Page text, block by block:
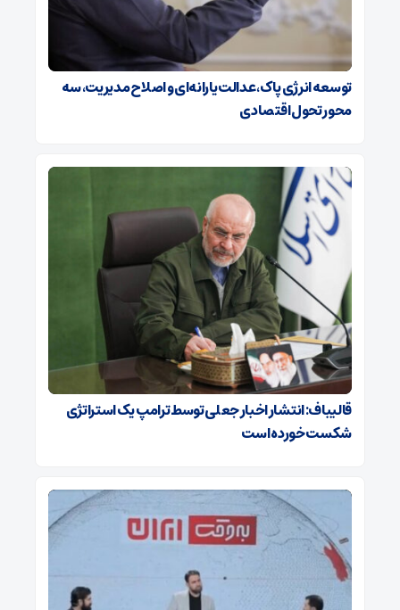
توسعه انرژی پاک، عدالت یارانه‌ای و اصلاح مدیریت، سه
محور تحول اقتصادی
قالیباف: انتشار اخبار جعلی توسط ترامپ یک استراتژی
شکست خورده است